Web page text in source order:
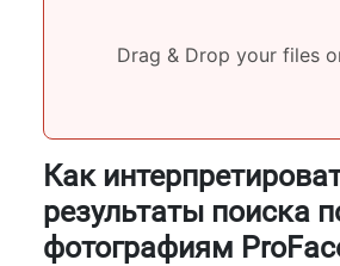
Drag & Drop your files
Как
результаты поиска
фотографиям